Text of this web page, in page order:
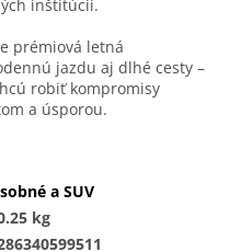
inštitúcií.
prémiová letná
jazdu aj dlhé cesty –
robiť kompromisy
a úsporou.
a SUV
kg